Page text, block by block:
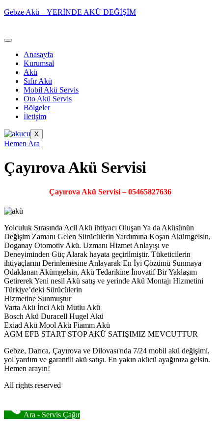
Gebze Akü – YERİNDE AKÜ DEĞİŞİM
Anasayfa
Kurumsal
Akü
Sıfır Akü
Mobil Akü Servis
Oto Akü Servis
Bölgeler
İletişim
X
Hemen Ara
Çayırova Akü Servisi
Çayırova Akü Servisi – 05465827636
Yolculuk Sırasında Acil Akü ihtiyacı Oluşan Ya da Aküsünün
Değişim Zamanı Gelen Sürücülerin Yardımına Koşan Akümgelsin,
Doganay Otomotiv Akü. Uzmanı Hizmet Anlayışı ve
Deneyiminden Güç Alarak hayata geçirilmiştir. Tüketicilerin
ihtiyaçlarını Derinlemesine Anlayarak En İyi Çözümü Sunmaya
Odaklanan Akümgelsin, Akü Tedarikine İnovatif Bir Yaklaşım
Getirerek Yeni nesil Akü satış ve yerinde Akü Montajı Hizmetini
Türkiye’deki Sürücülerin
Hizmetine Sunmuştur
Varta Akü İnci Akü Mutlu Akü
Bosch Akü Duracell Hugel Akü
Exiad Akü Mool Akü Fiamm Akü
AGM EFB START STOP AKÜ SATIŞIMIZ MEVCUTTUR
Gebze, Darıca, Çayırova ve Dilovası'nda 7/24 mobil akü değişimi,
yol yardım ve garantili akü satışı. En yakın akücü ayağınıza gelsin.
Hemen arayın!
All rights reserved
Ara - Servis Çağır